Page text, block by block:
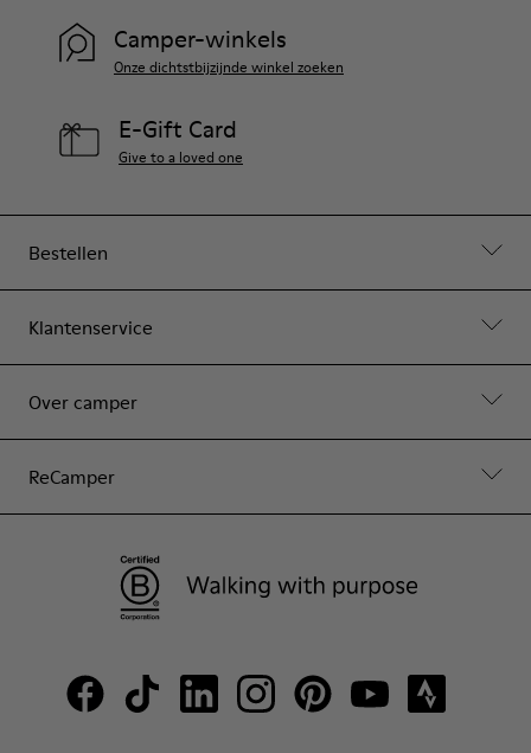
Bestellen
Klantenservice
Over camper
ReCamper
Camper-winkels
Onze dichtstbijzijnde winkel zoeken
E-Gift Card
Give to a loved one